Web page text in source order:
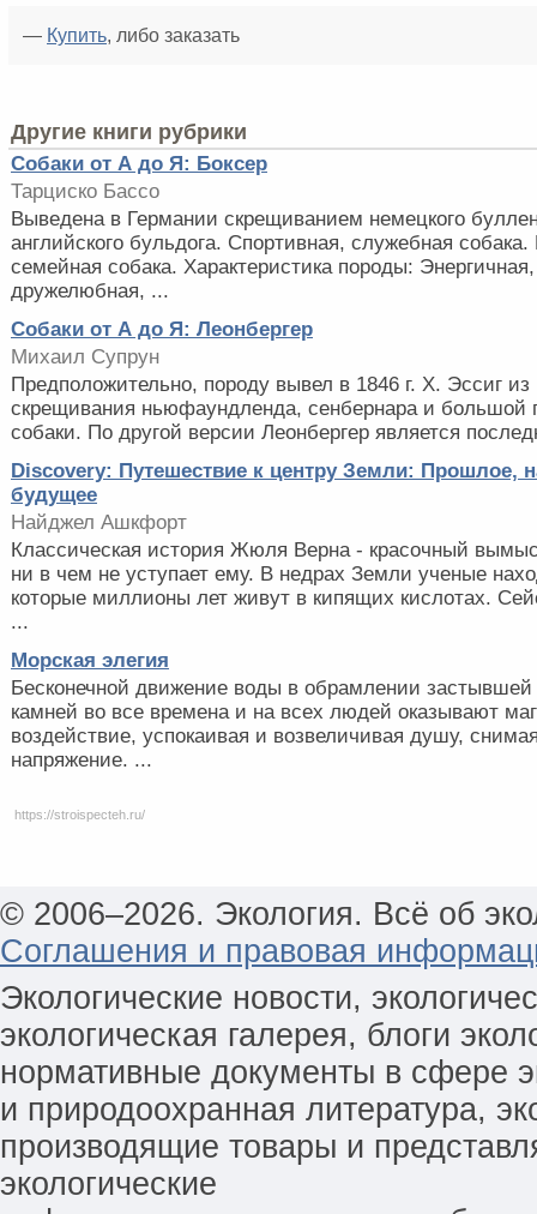
— Купить, либо заказать
Другие книги рубрики
Собаки от А до Я: Боксер
Тарциско Бассо
Выведена в Германии скрещиванием немецкого
английского бульдога. Спортивная, служебная собака.
семейная собака. Характеристика породы:
дружелюбная, ...
Собаки от А до Я: Леонбергер
Михаил Супрун
Предположительно, породу вывел в 1846 г. X. Эссиг из
скрещивания ньюфаундленда, сенбернара и большой
собаки. По другой версии Леонбергер является
Discovery: Путешествие к центру Земли: Прошлое,
будущее
Найджел Ашкфорт
Классическая история Жюля Верна - красочный
ни в чем не уступает ему. В недрах Земли ученые
которые миллионы лет живут в кипящих кислотах.
...
Морская элегия
Бесконечной движение воды в обрамлении
камней во все времена и на всех людей оказывают
воздействие, успокаивая и возвеличивая душу,
напряжение. ...
https://stroispecteh.ru/
© 2006–2026. Экология. Всё об
Соглашения и правовая
Экологические новости,
экологическая галерея, блоги
нормативные документы в сфере
и природоохранная литература,
производящие товары и
экологические